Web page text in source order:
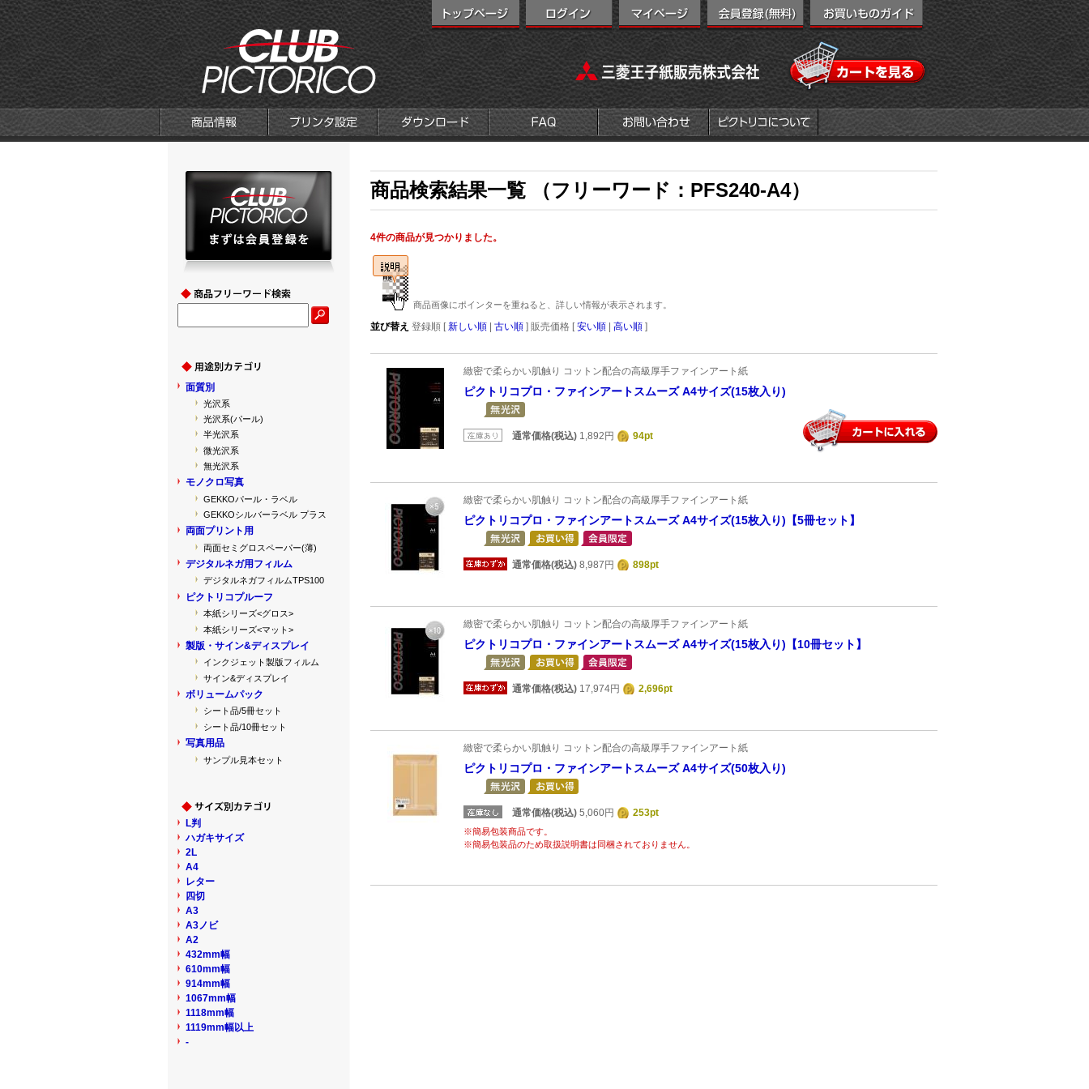
商品検索結果一覧 （フリーワード：PFS240-A4）
4件の商品が見つかりました。
商品画像にポインターを重ねると、詳しい情報が表示されます。
並び替え 登録順 [新しい順 古い順 ] 販売価格 [安い順 高い順 ]
緻密で柔らかい肌触り コットン配合の高級厚手ファインアート紙
ピクトリコプロ・ファインアートスムーズ A4サイズ(15枚入り)
通常価格(税込) 1,892円 94pt
緻密で柔らかい肌触り コットン配合の高級厚手ファインアート紙
ピクトリコプロ・ファインアートスムーズ A4サイズ(15枚入り)【5冊セット】
通常価格(税込) 8,987円 898pt
緻密で柔らかい肌触り コットン配合の高級厚手ファインアート紙
ピクトリコプロ・ファインアートスムーズ A4サイズ(15枚入り)【10冊セット】
通常価格(税込) 17,974円 2,696pt
緻密で柔らかい肌触り コットン配合の高級厚手ファインアート紙
ピクトリコプロ・ファインアートスムーズ A4サイズ(50枚入り)
通常価格(税込) 5,060円 253pt
※簡易包装商品です。
※簡易包装品のため取扱説明書は同梱されておりません。
面質別
光沢系
光沢系(パール)
半光沢系
微光沢系
無光沢系
モノクロ写真
GEKKOパール・ラベル
GEKKOシルバーラベル プラス
両面プリント用
両面セミグロスペーパー(薄)
デジタルネガ用フィルム
デジタルネガフィルムTPS100
ピクトリコプルーフ
本紙シリーズ<グロス>
本紙シリーズ<マット>
製版・サイン&ディスプレイ
インクジェット製版フィルム
サイン&ディスプレイ
ボリュームパック
シート品/5冊セット
シート品/10冊セット
写真用品
サンプル見本セット
L判
ハガキサイズ
2L
A4
レター
四切
A3
A3ノビ
A2
432mm幅
610mm幅
914mm幅
1067mm幅
1118mm幅
1119mm幅以上
-